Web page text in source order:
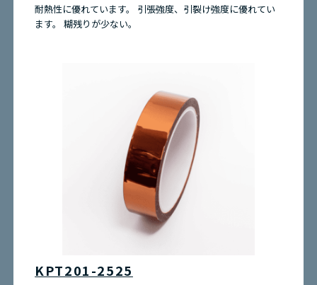
耐熱性に優れています。 引張強度、引裂け強度に優れてい
ます。 糊残りが少ない。
KPT201-2525